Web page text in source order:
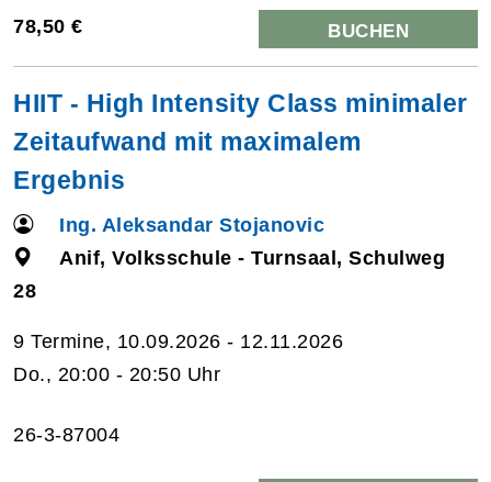
78,50 € BUCHEN
HIIT - High Intensity Class minimaler
Zeitaufwand mit maximalem
Ergebnis
Ing. Aleksandar Stojanovic
Anif, Volksschule - Turnsaal, Schulweg
28
9 Termine, 10.09.2026 - 12.11.2026
Do., 20:00 - 20:50 Uhr
26-3-87004